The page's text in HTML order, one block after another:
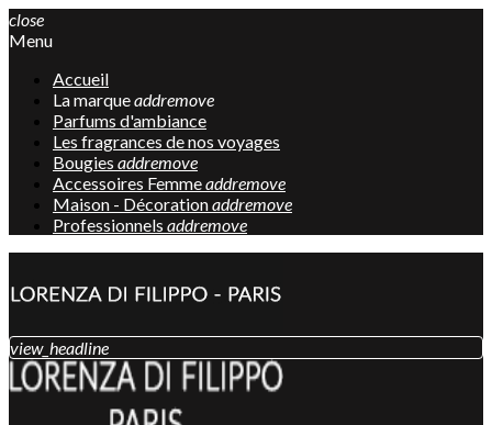
close
Menu
Accueil
La marqueaddremove
Parfums d'ambiance
Les fragrances de nos voyages
Bougies addremove
Accessoires Femmeaddremove
Maison - Décorationaddremove
Professionnels addremove
view_headline